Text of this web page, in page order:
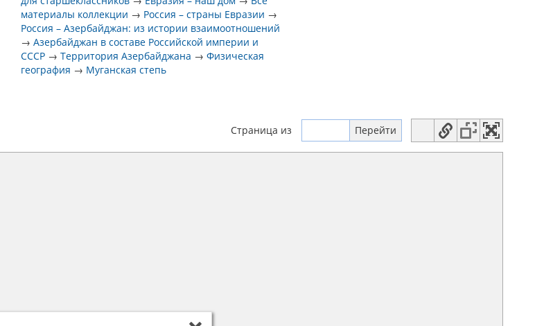
материалы коллекции → Россия – страны Евразии →
Россия – Азербайджан: из истории взаимоотношений
→Азербайджан в составе Российской империи и
СССР →Территория Азербайджана →Физическая
география → Муганская степь
Страница из